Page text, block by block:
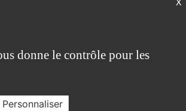
donne le contrôle pour les
Personnaliser